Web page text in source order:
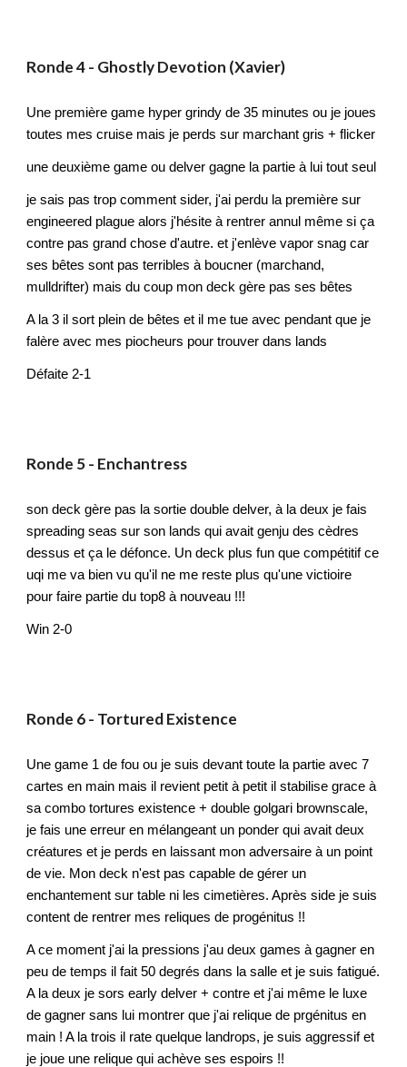
Ronde4 - Ghostly Devotion (Xavier)
Une première game hyper grindy de 35 minutes ou je joues
toutes mes cruise mais je perds sur marchant gris + flicker
une deuxième game ou delver gagne la partie à lui tout seul
je sais pas trop comment sider, j'ai perdu la première sur
engineered plague alors j'hésite à rentrer annul même si ça
contre pas grand chose d'autre. et j'enlève vapor snag car
ses bêtes sont pas terribles à boucner (marchand,
mulldrifter) mais du coup mon deck gère pas ses bêtes
A la 3 il sort plein de bêtes et il me tue avec pendant que je
falère avec mes piocheurs pour trouver dans lands
Défaite 2-1
Ronde 5- Enchantress
son deck gère pas la sortie double delver, à la deux je fais
spreading seas sur son lands qui avait genju des cèdres
dessus et ça le défonce. Un deck plus fun que compétitif ce
uqi me va bien vu qu'il ne me reste plus qu'une victioire
pour faire partie du top8 à nouveau !!!
Win 2-0
Ronde 6- Tortured Existence
Une game 1 de fou ou je suis devant toute la partie avec 7
cartes en main mais il revient petit à petit il stabilise grace à
sa combo tortures existence + double golgari brownscale,
je fais une erreur en mélangeant un ponder qui avait deux
créatures et je perds en laissant mon adversaire à un point
de vie. Mon deck n'est pas capable de gérer un
enchantement sur table ni les cimetières. Après side je suis
content de rentrer mes reliques de progénitus !!
A ce moment j'ai la pressions j'au deux games à gagner en
peu de temps il fait 50 degrés dans la salle et je suis fatigué.
A la deux je sors early delver + contre et j'ai même le luxe
de gagner sans lui montrer que j'ai relique de prgénitus en
main ! A la trois il rate quelque landrops, je suis aggressif et
je joue une relique qui achève ses espoirs !!